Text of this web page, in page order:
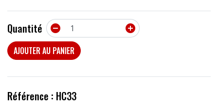
Quantité 

AJOUTER AU PANIER
Référence : HC33